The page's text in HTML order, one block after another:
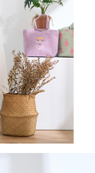
結，可透過四大超商／
完成。
需要取消訂單，請聯絡
效，需透過AFTEE先享
面顯示為準，若有關於
聯繫「AFTEE先享後付
support/home
享後付」服務完成之交
易相關給付款項請求債